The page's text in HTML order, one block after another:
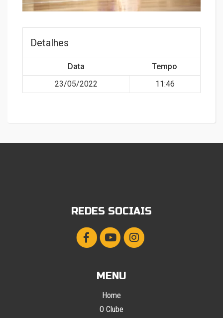
Detalhes
Data
Tempo
23/05/2022
11:46
REDES SOCIAIS
MENU
Home
O Clube